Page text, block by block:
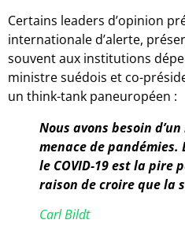
Certains leaders d’opinion
internationale d’alerte,
souvent aux institutions
ministre suédois et co-
un think-tank paneuropéen :
Nous avons besoin
menace de pandémies.
le COVID-19 est la pire
raison de croire que la
Carl Bildt